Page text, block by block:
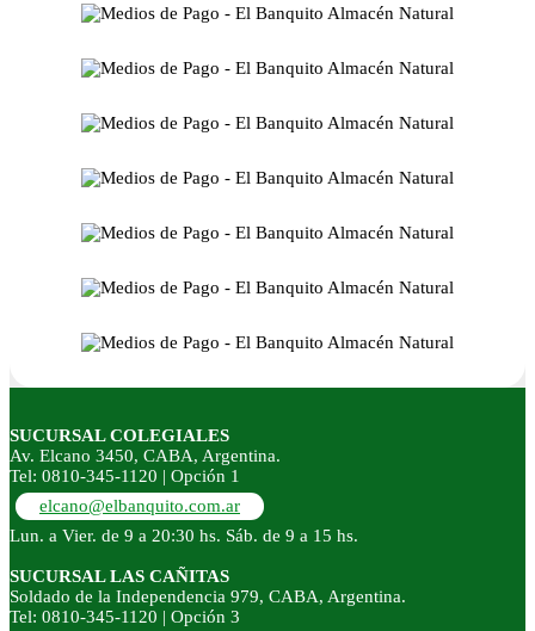
SUCURSAL COLEGIALES
Av. Elcano 3450, CABA, Argentina.
Tel: 0810-345-1120 | Opción 1
elcano@elbanquito.com.ar
Lun. a Vier. de 9 a 20:30 hs. Sáb. de 9 a 15 hs.
SUCURSAL LAS CAÑITAS
Soldado de la Independencia 979, CABA, Argentina.
Tel: 0810-345-1120 | Opción 3